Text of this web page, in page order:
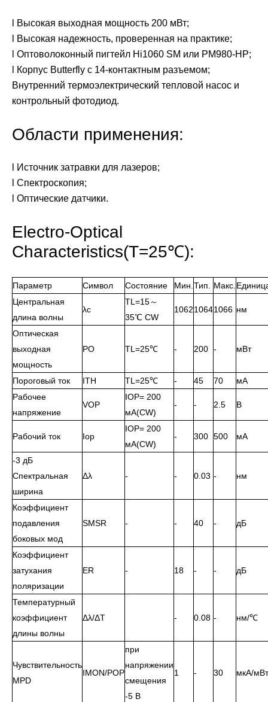
l Высокая выходная мощность 200 мВт;
l Высокая надежность, проверенная на практике;
l Оптоволоконный пигтейл Hi1060 SM или PM980-HP;
l Корпус Butterfly с 14-контактным разъемом;
Внутренний термоэлектрический тепловой насос и
контрольный фотодиод.
Области применения:
l Источник затравки для лазеров;
l Спектроскопия;
l Оптические датчики.
Electro-Optical
Characteristics(T=25℃):
Параметр Символ Состояние Мин. Тип. Макс.
Центральная
длина волны
λc
TL=15～
35℃ CW
106210641066 нм
Оптическая
выходная
мощность
PO TL=25℃ - 200 - мВт
Пороговый ток ITH TL=25℃ - 45 70
мА
Рабочее
напряжение
VOP
IOP= 200
мА(CW)
- - 2.5 В
Рабочий ток Iop
IOP= 200
мА(CW)
- 300 500 мА
-3 дБ
Спектральная
ширина
Δλ - - 0.03 - нм
Коэффициент
подавления
боковых мод
SMSR - - 40 - дБ
Коэффициент
затухания
поляризации
ER - 18 - - дБ
Температурный
коэффициент
длины волны
Δλ/ΔT - 0.08 - нм/℃
Чувствительность
MPD
IMON/POP
при
напряжении
смещения
-5 В
1 - 30 мкА/мВт